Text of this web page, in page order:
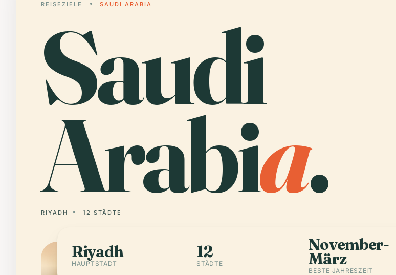
REISEZIELE SAUDI ARABIA
Saudi
Arabia.
RIYADH 12 STÄDTE
Riyadh
HAUPTSTADT
12
STÄDTE
November-
März
BESTE JAHRESZEIT